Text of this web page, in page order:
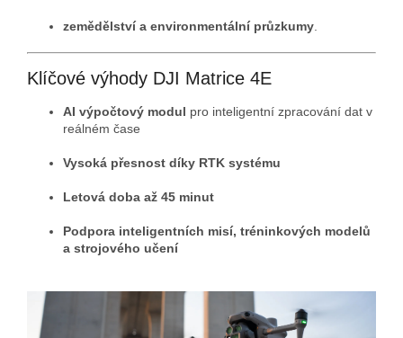
zemědělství a environmentální průzkumy
Klíčové výhody DJI Matrice 4E
AI výpočtový modul pro inteligentní zpracování dat v
reálném čase
Vysoká přesnost díky RTK systému
Letová doba až 45 minut
Podpora inteligentních misí, tréninkových modelů
a strojového učení